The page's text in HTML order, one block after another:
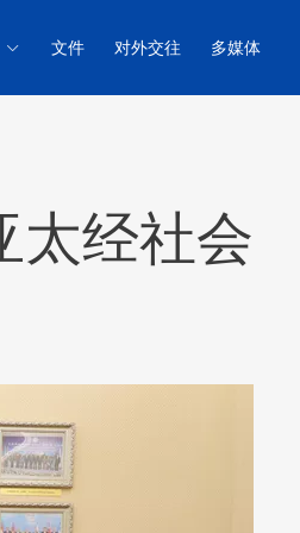
文件 对外交往 多媒体
太经社会